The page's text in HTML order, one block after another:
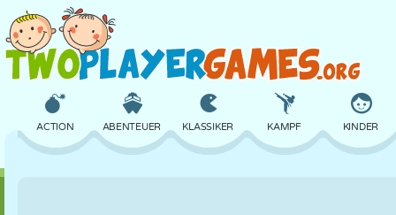
ACTION ABENTEUER KLASSIKER KAMPF KINDER